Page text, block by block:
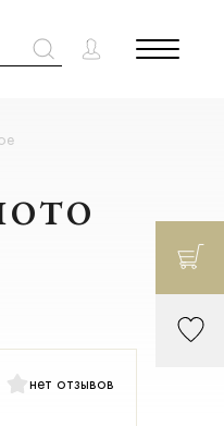
нет отзывов